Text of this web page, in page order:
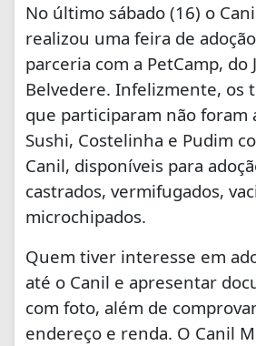
No último sábado (16) o
realizou uma feira de
parceria com a PetCamp, do
Belvedere. Infelizmente, os
que participaram não foram
Sushi, Costelinha e Pudim
Canil, disponíveis para
castrados, vermifugados,
microchipados.
Quem tiver interesse em
até o Canil e apresentar
com foto, além de
endereço e renda. O Canil